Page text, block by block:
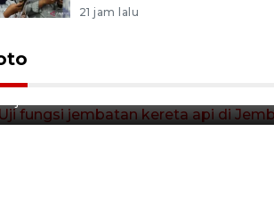
21 jam lalu
Uji fungsi jembatan kereta api
di Jember